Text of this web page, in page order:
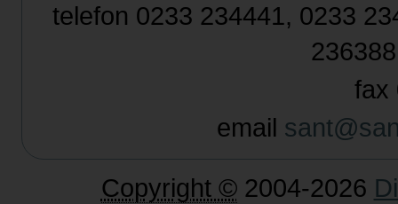
telefon 0233 234441, 0233
fax
email
Copyright ©2004-2026